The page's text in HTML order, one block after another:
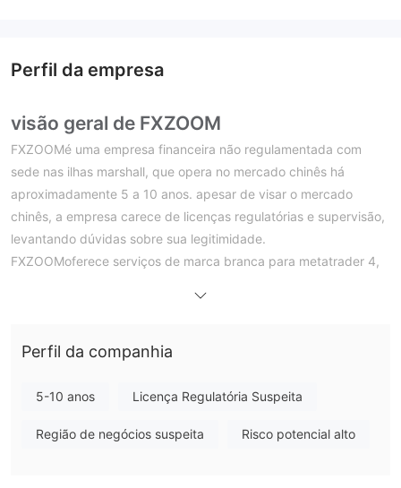
Perfil da empresa
visão geral de FXZOOM
FXZOOMé uma empresa financeira não regulamentada com
sede nas ilhas marshall, que opera no mercado chinês há
aproximadamente 5 a 10 anos. apesar de visar o mercado
chinês, a empresa carece de licenças regulatórias e supervisão,
levantando dúvidas sobre sua legitimidade.
FXZOOMoferece serviços de marca branca para metatrader 4,
educacional e bônus. além disso, sua página inicial está
sugerindo possíveis problemas de credibilidade.
Regulamento
Perfil da companhia
5-10 anos Licença Regulatória Suspeita
Região de negócios suspeita Risco potencial alto